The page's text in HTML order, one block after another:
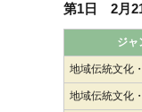
第1日 2月
ジャ
地域伝統文化
地域伝統文化